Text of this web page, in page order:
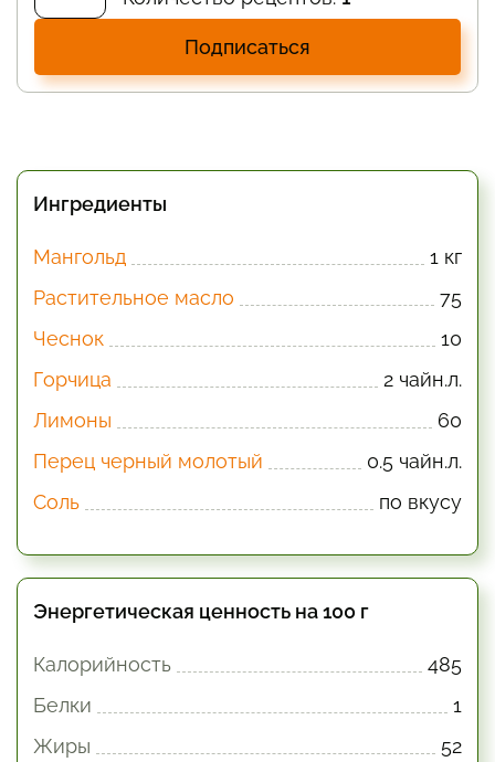
Подписаться
Ингредиенты
Мангольд
1 кг
Растительное масло
75
Чеснок
10
Горчица
2 чайн.л.
Лимоны
60
Перец черный молотый
0.5 чайн.л.
Соль
по вкусу
Энергетическая ценность на 100 г
Калорийность
485
Белки
1
Жиры
52